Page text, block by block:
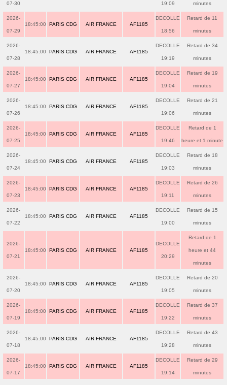
07-30 19:09 minutes
2026-
07-29
18:45:00 PARIS CDG AIR FRANCE AF1185
DECOLLE
18:56
Retard de 11
minutes
2026-
07-28
18:45:00 PARIS CDG AIR FRANCE AF1185
DECOLLE
19:19
Retard de 34
minutes
2026-
07-27
18:45:00 PARIS CDG AIR FRANCE AF1185
DECOLLE
19:04
Retard de 19
minutes
2026-
07-26
18:45:00 PARIS CDG AIR FRANCE AF1185
DECOLLE
19:06
Retard de 21
minutes
2026-
07-25
18:45:00 PARIS CDG AIR FRANCE AF1185
DECOLLE
19:46
Retard de 1
heure et 1 minute
2026-
07-24
18:45:00 PARIS CDG AIR FRANCE AF1185
DECOLLE
19:03
Retard de 18
minutes
2026-
07-23
18:45:00 PARIS CDG AIR FRANCE AF1185
DECOLLE
19:11
Retard de 26
minutes
2026-
07-22
18:45:00 PARIS CDG AIR FRANCE AF1185
DECOLLE
19:00
Retard de 15
minutes
2026-
07-21
18:45:00 PARIS CDG AIR FRANCE AF1185
DECOLLE
20:29
Retard de 1
heure et 44
minutes
2026-
07-20
18:45:00 PARIS CDG AIR FRANCE AF1185
DECOLLE
19:05
Retard de 20
minutes
2026-
07-19
18:45:00 PARIS CDG AIR FRANCE AF1185
DECOLLE
19:22
Retard de 37
minutes
2026-
07-18
18:45:00 PARIS CDG AIR FRANCE AF1185
DECOLLE
19:28
Retard de 43
minutes
2026-
07-17
18:45:00 PARIS CDG AIR FRANCE AF1185
DECOLLE
19:14
Retard de 29
minutes